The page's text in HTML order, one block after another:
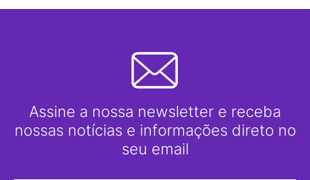
Assine a nossa newsletter e receba
nossas notícias e informações direto no
seu email